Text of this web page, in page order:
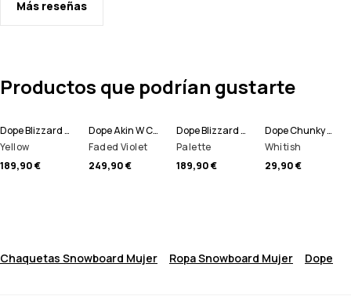
Más reseñas
Productos que podrían gustarte
Dope Blizzard W Chaqueta Snowboard Mujer
Yellow
189,90 €
Dope Akin W Chaqueta Snowboard Mujer
Faded Violet
249,90 €
Dope Blizzard W Chaqueta Snowboard Mujer
Palette
189,90 €
Dope Chunky Gorro
Whitish
29,90 €
Chaquetas Snowboard Mujer Ropa Snowboard Mujer Dope